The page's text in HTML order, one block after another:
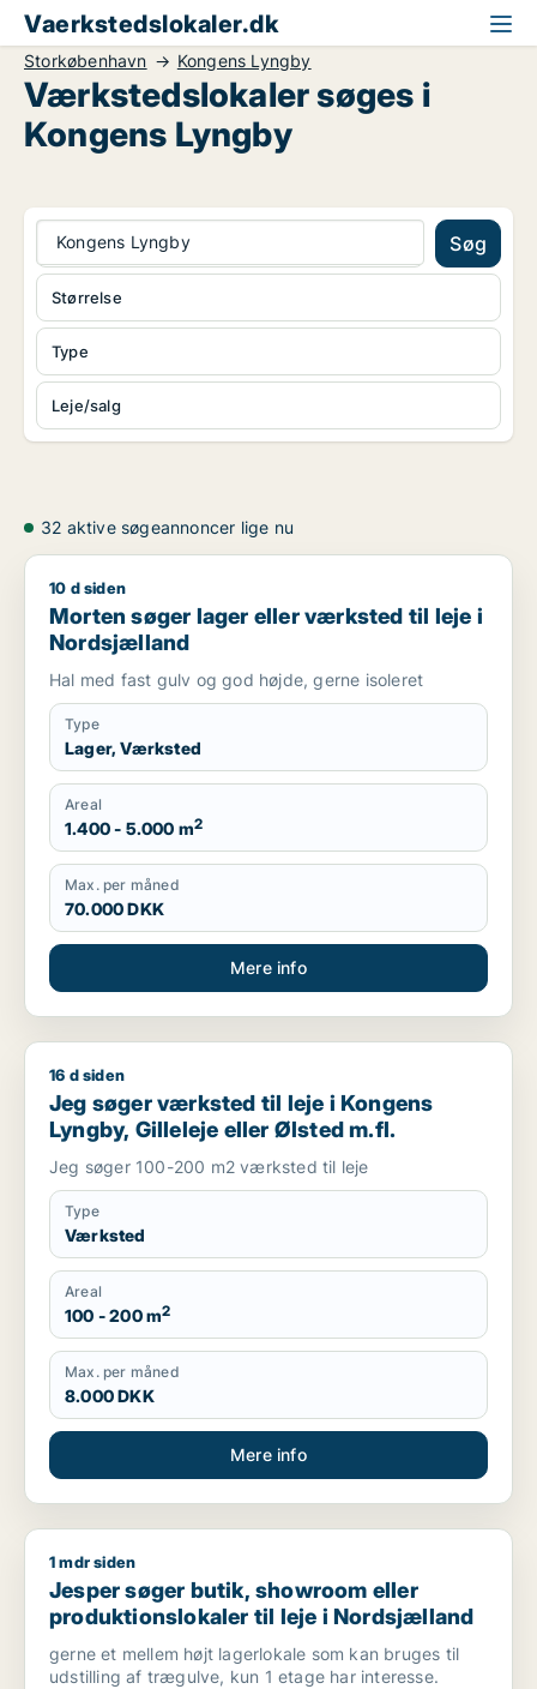
Vaerkstedslokaler.dk
Storkøbenhavn Kongens Lyngby
Værkstedslokaler søges i
Kongens Lyngby
Kongens Lyngby Søg
Type
Leje/salg
Størrelse
32 aktive søgeannoncer lige nu
Morten søger lager eller værksted til leje i Nordsjælland
10 d siden
Morten søger lager eller værksted til leje i
Nordsjælland
Hal med fast gulv og god højde, gerne isoleret
Type
Lager, Værksted
Areal
1.400 - 5.000 m2
Max. per måned
70.000 DKK
Mere info
Jeg søger værksted til leje i Kongens Lyngby, Gilleleje eller
16 d siden
Jeg søger værksted til leje i Kongens
Lyngby, Gilleleje eller Ølsted m.fl.
Jeg søger 100-200 m2 værksted til leje
Type
Værksted
Areal
100 - 200 m2
Max. per måned
8.000 DKK
Mere info
Jesper søger butik, showroom eller produktionslokaler til
1 mdr siden
Jesper søger butik, showroom eller
produktionslokaler til leje i Nordsjælland
gerne et mellem højt lagerlokale som kan bruges til
udstilling af trægulve, kun 1 etage har interesse.